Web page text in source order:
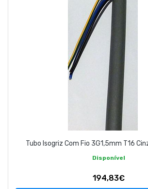
geral@luxivo.pt
Tubo Isogriz Com Fio 3G1,5mm T16
Disponível
194,83€